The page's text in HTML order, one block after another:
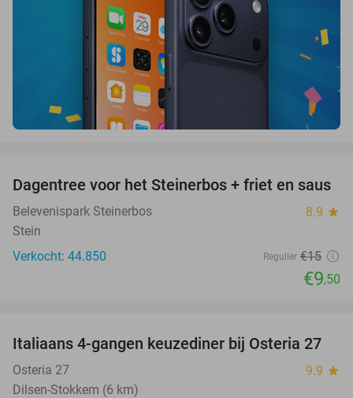
37%
Dagentree voor het Steinerbos + friet en saus
Belevenispark Steinerbos 8.9 star
Stein
Verkocht: 44.850
Regulier €15
€9,50
41%
Italiaans 4-gangen keuzediner bij Osteria 27
Osteria 27 9.9 star
Dilsen-Stokkem (6 km)